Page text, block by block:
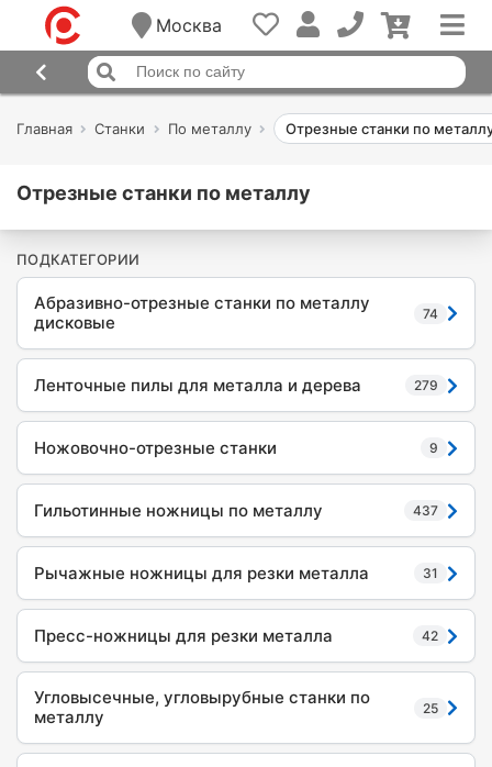
Москва
Главная Станки По металлу Отрезные станки по
Отрезные станки по металлу
ПОДКАТЕГОРИИ
Абразивно-отрезные станки по металлу
дисковые
74
Ленточные пилы для металла и дерева 279
Ножовочно-отрезные станки 9
Гильотинные ножницы по металлу 437
Рычажные ножницы для резки металла 31
Пресс-ножницы для резки металла 42
Угловысечные, угловырубные станки по
металлу
25